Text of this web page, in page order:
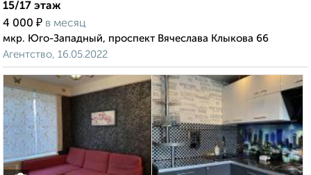
15/17 этаж
4 000 ₽ в месяц
мкр. Юго-Западный, проспект Вячеслава Клыкова 66
Агентство, 16.05.2022